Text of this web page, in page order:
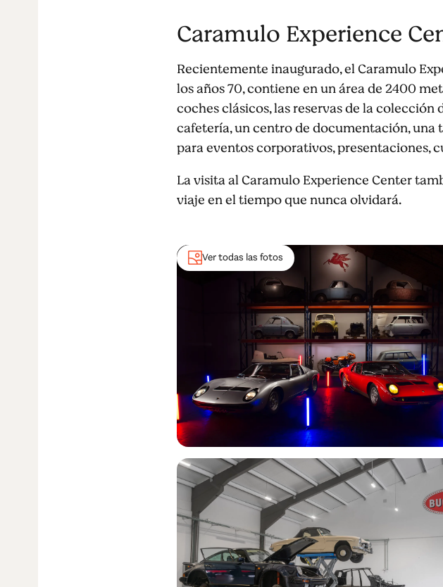
Caramulo Experience
Recientemente inaugurado, el Caramulo
los años 70, contiene en un área de 2400
coches clásicos, las reservas de la colección
cafetería, un centro de documentación, una
para eventos corporativos, presentaciones,
La visita al Caramulo Experience Center
viaje en el tiempo que nunca olvidará.
Ver todas las fotos